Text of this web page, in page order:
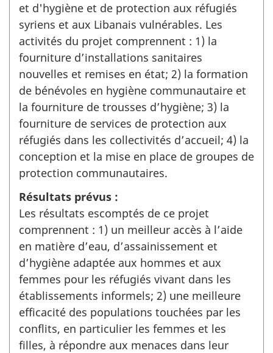
et d'hygiène et de protection aux réfugiés
syriens et aux Libanais vulnérables. Les
activités du projet comprennent : 1) la
fourniture d’installations sanitaires
nouvelles et remises en état; 2) la formation
de bénévoles en hygiène communautaire et
la fourniture de trousses d’hygiène; 3) la
fourniture de services de protection aux
réfugiés dans les collectivités d’accueil; 4) la
conception et la mise en place de groupes de
protection communautaires.
Résultats prévus :
Les résultats escomptés de ce projet
comprennent : 1) un meilleur accès à l’aide
en matière d’eau, d’assainissement et
d’hygiène adaptée aux hommes et aux
femmes pour les réfugiés vivant dans les
établissements informels; 2) une meilleure
efficacité des populations touchées par les
conflits, en particulier les femmes et les
filles, à répondre aux menaces dans leur